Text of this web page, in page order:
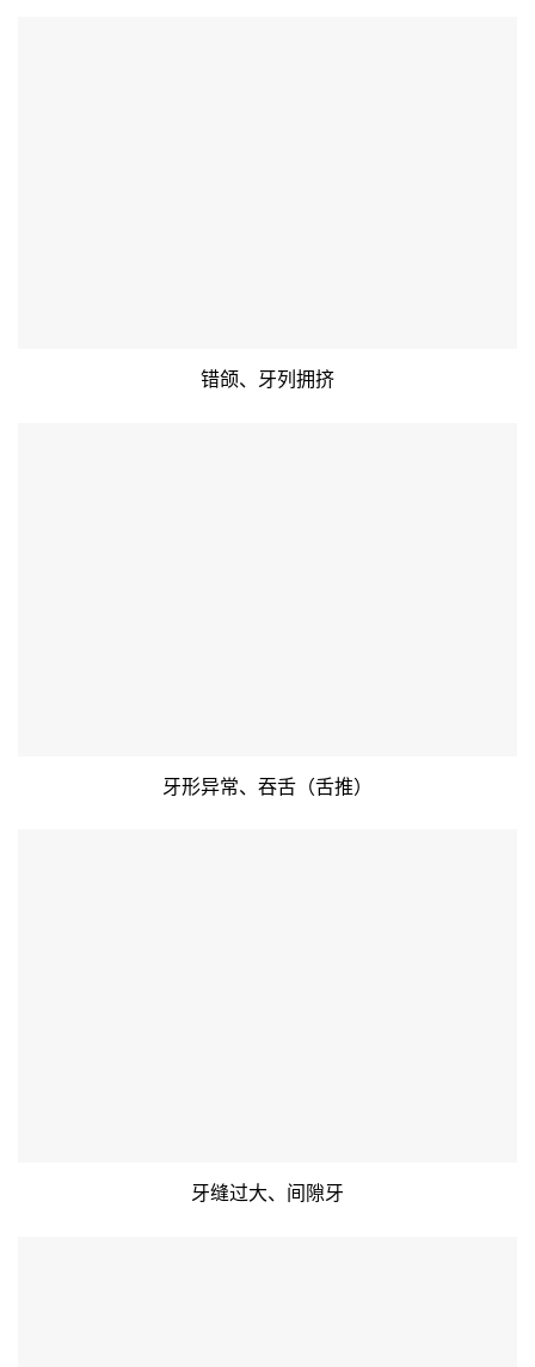
错颌、牙列拥挤
牙形异常、吞舌（舌推）
牙缝过大、间隙牙